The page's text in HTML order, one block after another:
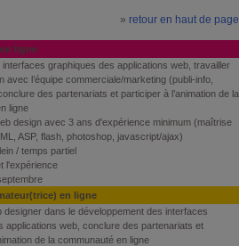
» retour en haut de page
ligne
graphiques des applications web, travailler
avec l’équipe commerciale/marketing (publi-info,
des partenariats et participer à l’animation de la
ligne
design avec 3 ans d'expérience minimum (maîtrise
ASP, flash, photoshop, javascript/ajax)
/ temps partiel
l'expérience
en ligne
designer dans le développement des interfaces
applications web, conclure des partenariats et
de la communauté en ligne